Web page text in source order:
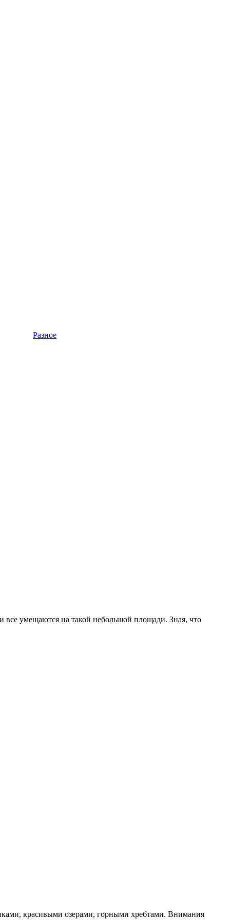
Разное
все умещаются на такой небольшой площади. Зная, что
красивыми озерами, горными хребтами. Внимания